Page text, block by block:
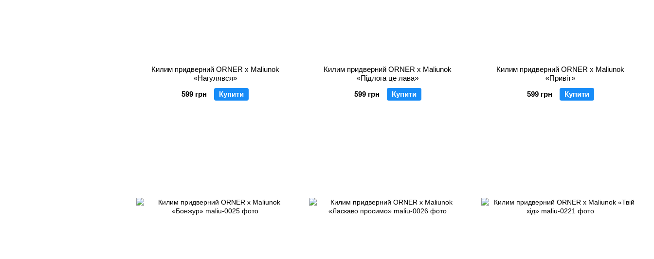
Килим придверний ORNER x Maliunok
«Нагулявся»
599 грн
Купити
Килим придверний ORNER x Maliunok
«Підлога це лава»
599 грн
Купити
Килим придверний ORNER x Maliunok
«Привіт»
599 грн
Купити